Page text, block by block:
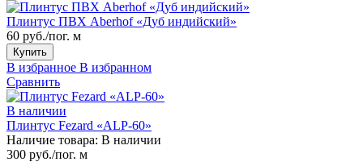
Плинтус ПВХ Aberhof «Дуб индийский»
60 руб./пог. м
Купить
В избранное В избранном
Сравнить
В наличии
Плинтус Fezard «ALP-60»
Наличие товара: В наличии
300 руб./пог. м